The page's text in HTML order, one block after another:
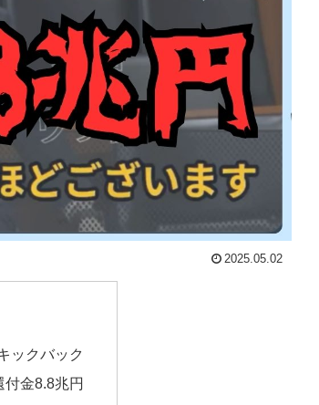
2025.05.02
ックバック
金8.8兆円